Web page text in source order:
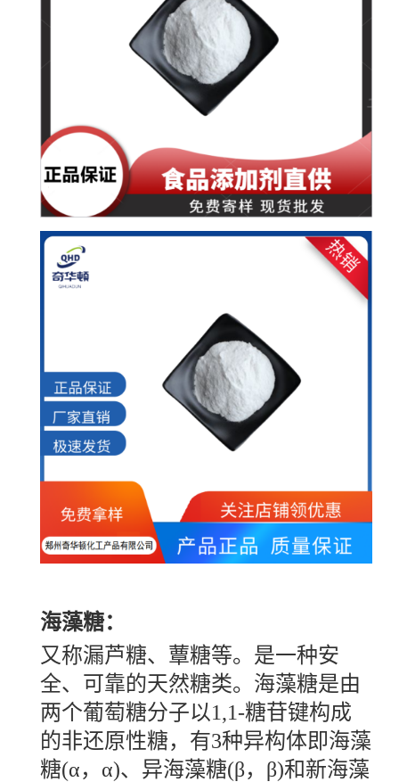
海藻糖：
又称漏芦糖、蕈糖等。是一种安
全、可靠的天然糖类。海藻糖是由
两个葡萄糖分子以1,1-糖苷键构成
的非还原性糖，有3种异构体即海藻
糖(α，α)、异海藻糖(β，β)和新海藻